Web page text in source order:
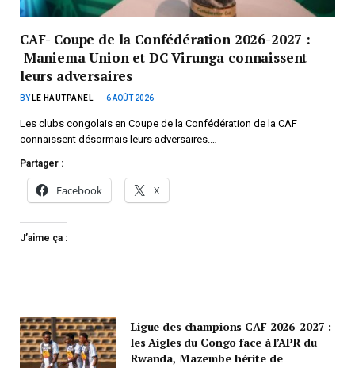
CAF- Coupe de la Confédération 2026-2027 :
Maniema Union et DC Virunga connaissent
leurs adversaires
BY LE HAUTPANEL 6 AOÛT 2026
Les clubs congolais en Coupe de la Confédération de la CAF
connaissent désormais leurs adversaires.…
Partager :
Facebook X
J’aime ça :
Ligue des champions CAF 2026-2027 :
les Aigles du Congo face à l’APR du
Rwanda, Mazembe hérite de